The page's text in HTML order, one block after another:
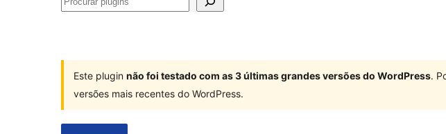
Este plugin não foi testado com as 3 últimas grandes versões do WordPress.
versões mais recentes do WordPress.